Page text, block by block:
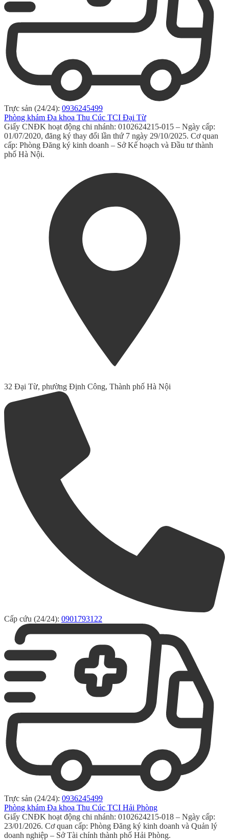
Trực sản (24/24): 0936245499
Phòng khám Đa khoa Thu Cúc TCI Đại Từ
Giấy CNĐK hoạt động chi nhánh: 0102624215-015 – Ngày cấp:
01/07/2020, đăng ký thay đổi lần thứ 7 ngày 29/10/2025. Cơ quan
cấp: Phòng Đăng ký kinh doanh – Sở Kế hoạch và Đầu tư thành
phố Hà Nội.
32 Đại Từ, phường Định Công, Thành phố Hà Nội
Cấp cứu (24/24): 0901793122
Trực sản (24/24): 0936245499
Phòng khám Đa khoa Thu Cúc TCI Hải Phòng
Giấy CNĐK hoạt động chi nhánh: 0102624215-018 – Ngày cấp:
23/01/2026. Cơ quan cấp: Phòng Đăng ký kinh doanh và Quản lý
doanh nghiệp – Sở Tài chính thành phố Hải Phòng.